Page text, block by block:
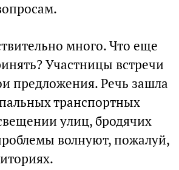
много. Что еще
Участницы встречи
предложения. Речь зашла
транспортных
улиц, бродячих
волнуют, пожалуй,